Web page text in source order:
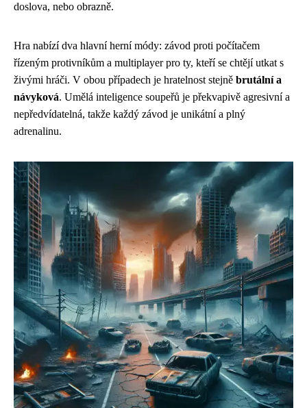
doslova, nebo obrazně.
Hra nabízí dva hlavní herní módy: závod proti počítačem
řízeným protivníkům a multiplayer pro ty, kteří se chtějí utkat s
živými hráči. V obou případech je hratelnost stejně brutální a
návyková. Umělá inteligence soupeřů je překvapivě agresivní a
nepředvídatelná, takže každý závod je unikátní a plný
adrenalinu.